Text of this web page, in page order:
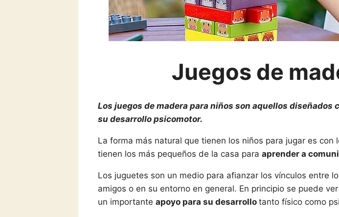
Juegos de
Los juegos de madera para niños son aquellos
su desarrollo psicomotor.
La forma más natural que tienen los niños para jugar es
tienen los más pequeños de la casa para aprender a
Los juguetes son un medio para afianzar los vínculos entre
amigos o en su entorno en general. En principio se puede
un importante apoyo para su desarrollo tanto físico como